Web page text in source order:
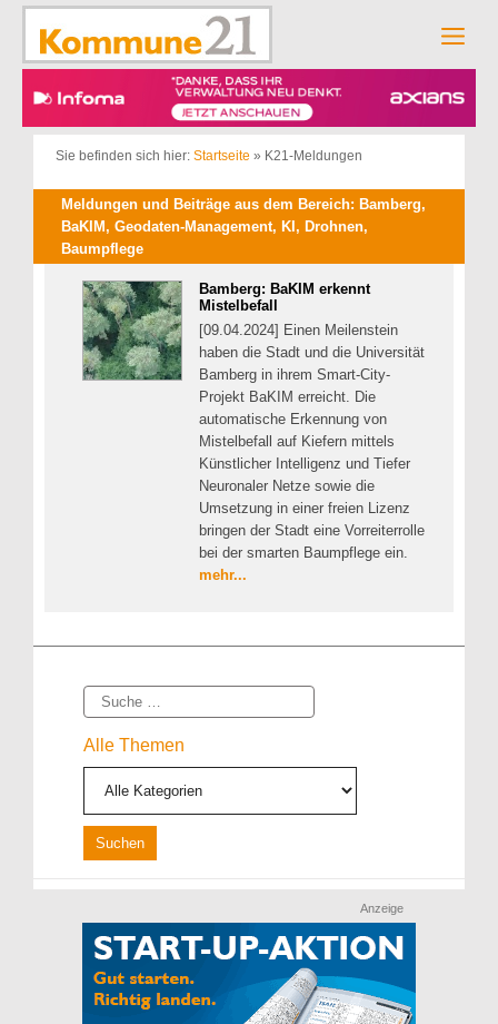
Zum
springen
Sie befinden sich hier: Startseite » K21-Meldungen
Meldungen und Beiträge aus dem Bereich: Bamberg,
BaKIM, Geodaten-Management, KI, Drohnen,
Baumpflege
Bamberg: BaKIM erkennt
Mistelbefall
[09.04.2024] Einen Meilenstein
haben die Stadt und die Universität
Bamberg in ihrem Smart-City-
Projekt BaKIM erreicht. Die
automatische Erkennung von
Mistelbefall auf Kiefern mittels
Künstlicher Intelligenz und Tiefer
Neuronaler Netze sowie die
Umsetzung in einer freien Lizenz
bringen der Stadt eine Vorreiterrolle
bei der smarten Baumpflege ein.
mehr...
Suche
Alle Themen
Anzeige